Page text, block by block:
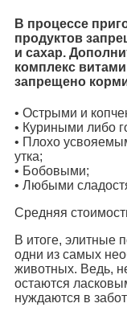
В процессе
продуктов
и сахар.
комплекс
запрещено
• Острыми и
• Куриными либо
• Плохо
утка;
• Бобовыми;
• Любыми
Средняя
В итоге, элитные
одни из самых
животных. Ведь,
остаются
нуждаются в